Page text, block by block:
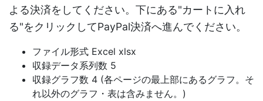
よる決済をしてください。下にある"カートに入れ
る"をクリックしてPayPal決済へ進んでください。
ファイル形式 Excel xlsx
収録データ系列数 5
収録グラフ数 4 (各ページの最上部にあるグラフ。そ
れ以外のグラフ・表は含みません。)